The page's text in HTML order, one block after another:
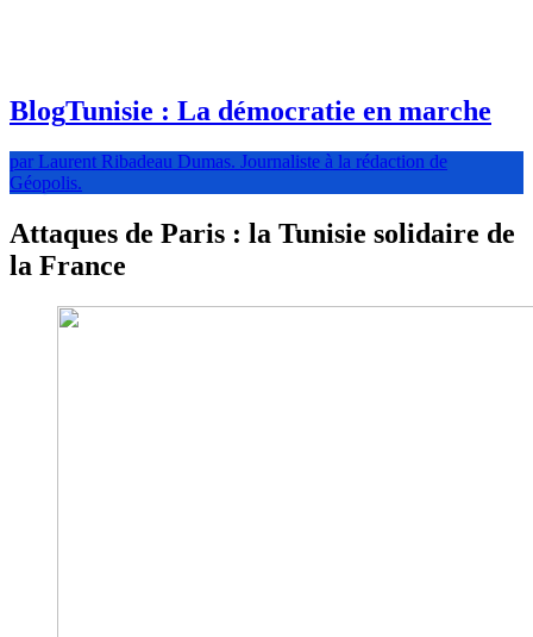
BlogTunisie : La démocratie en marche
par Laurent Ribadeau Dumas. Journaliste à la rédaction de
Géopolis.
Attaques de Paris : la Tunisie solidaire de
la France